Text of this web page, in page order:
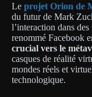
Le projet Orion de
du futur de Mark
l’interaction dans
renommé Facebook
crucial vers le
casques de réalité
mondes réels et
technologique.